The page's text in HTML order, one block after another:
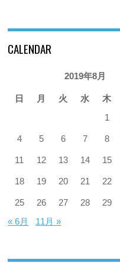
CALENDAR
2019年8月
日 月 火 水 木
1
4 5 6 7 8
11 12 13 14 15
18 19 20 21 22
25 26 27 28 29
« 6月
11月 »